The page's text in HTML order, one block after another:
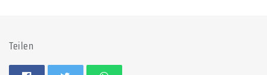
Teilen